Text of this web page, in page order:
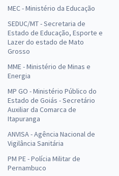
MEC - Ministério da Educação
SEDUC/MT - Secretaria de
Estado de Educação, Esporte e
Lazer do estado de Mato
Grosso
MME - Ministério de Minas e
Energia
MP GO - Ministério Público do
Estado de Goiás - Secretário
Auxiliar da Comarca de
Itapuranga
ANVISA - Agência Nacional de
Vigilância Sanitária
PM PE - Polícia Militar de
Pernambuco